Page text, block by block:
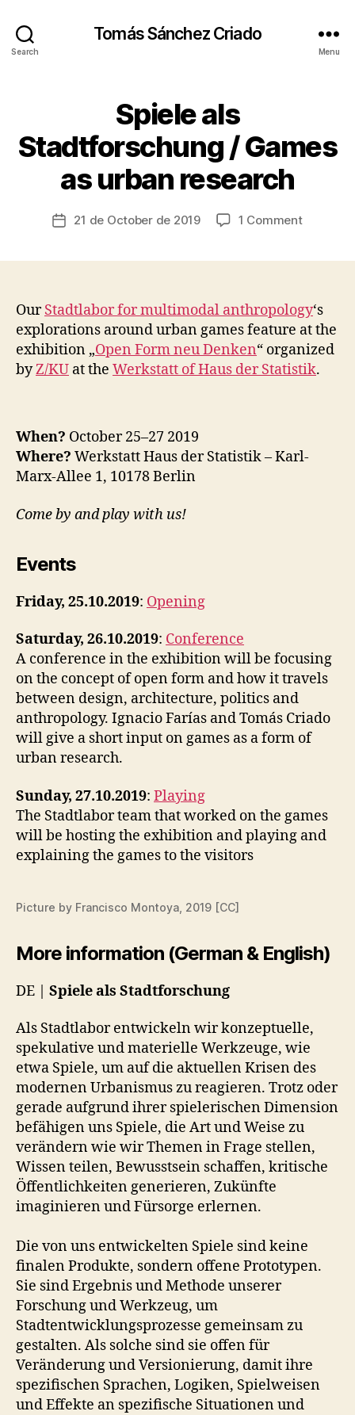
Search
Tomás Sánchez Criado
Menu
E
P
I
M
E
N
T
A
L
A
B
O
A
T
N
S
N
R
A
V
E
N
T
I
O
N
M
E
R
A
L
L
M
A
Spiele als
Stadtforschung / Games
as urban research
Post
author
B
y
t
s
d
Post21 de October de 2019 1 Commenton
Games
as
urban
research
OurStadtlabor for multimodal anthropology‘s
explorations around urban games feature at the
exhibition „Open Form neu Denken“ organized
byZ/KU at the Werkstatt of Haus der Statistik.
When? October 25–27 2019
Where? Werkstatt Haus der Statistik – Karl-
Marx-Allee 1, 10178 Berlin
Come by and play with us!
Events
Friday, 25.10.2019: Opening
Saturday, 26.10.2019: Conference
A conference in the exhibition will be focusing
on the concept of open form and how it travels
between design, architecture, politics and
anthropology. Ignacio Farías and Tomás Criado
will give a short input on games as a form of
urban research.
Sunday, 27.10.2019: Playing
The Stadtlabor team that worked on the games
will be hosting the exhibition and playing and
explaining the games to the visitors
Picture by Francisco Montoya, 2019 [CC]
More information (German & English)
DE | Spiele als Stadtforschung
Als Stadtlabor entwickeln wir konzeptuelle,
spekulative und materielle Werkzeuge, wie
etwa Spiele, um auf die aktuellen Krisen des
modernen Urbanismus zu reagieren. Trotz oder
gerade aufgrund ihrer spielerischen Dimension
befähigen uns Spiele, die Art und Weise zu
verändern wie wir Themen in Frage stellen,
Wissen teilen, Bewusstsein schaffen, kritische
Öffentlichkeiten generieren, Zukünfte
imaginieren und Fürsorge erlernen.
Die von uns entwickelten Spiele sind keine
finalen Produkte, sondern offene Prototypen.
Sie sind Ergebnis und Methode unserer
Forschung und Werkzeug, um
Stadtentwicklungsprozesse gemeinsam zu
gestalten. Als solche sind sie offen für
Veränderung und Versionierung, damit ihre
spezifischen Sprachen, Logiken, Spielweisen
und Effekte an spezifische Situationen und